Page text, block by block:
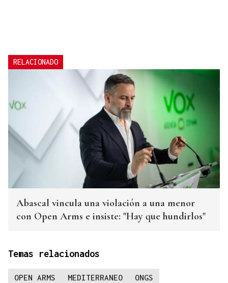
RELACIONADO
Abascal vincula una violación a una menor
con Open Arms e insiste: "Hay que hundirlos"
Temas relacionados
OPEN ARMS MEDITERRANEO ONGS